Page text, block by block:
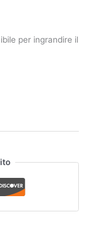
per ingrandire il